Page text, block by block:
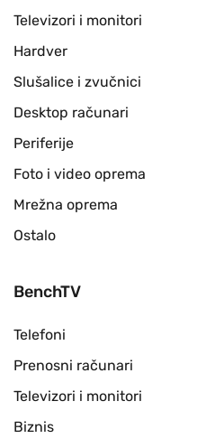
Televizori i monitori
Hardver
Slušalice i zvučnici
Desktop računari
Periferije
Foto i video oprema
Mrežna oprema
Ostalo
BenchTV
Telefoni
Prenosni računari
Televizori i monitori
Biznis